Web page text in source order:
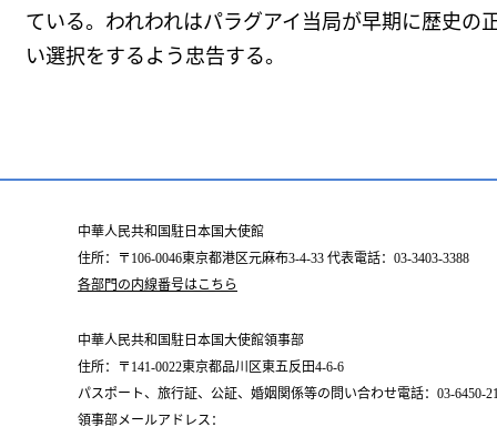
ている。われわれはパラグアイ当局が早期に歴史
い選択をするよう忠告する。
中華人民共和国駐日本国大使館
住所：〒106-0046東京都港区元麻布3-4-33 代表電話：03-3403-3388
各部門の内線番号はこちら
中華人民共和国駐日本国大使館領事部
住所：〒141-0022東京都品川区東五反田4-6-6
パスポート、旅行証、公証、婚姻関係等の問い合わせ電話：03-6450-
領事部メールアドレス：